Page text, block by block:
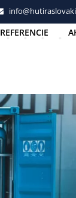
REFERENCIE